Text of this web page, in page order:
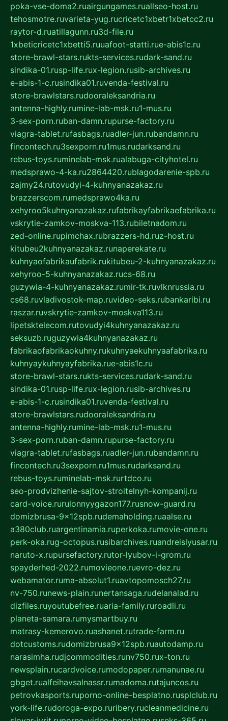
poka-vse-doma2.ruairgungames.ruallseo-host.ru
tehosmotre.ruvarieta-yug.rucricetc1xbetr1xbetcc2.ru
raytor-d.ruatillagunn.ru3d-file.ru
1xbeticricetc1xbetti5.ruuafoot-statti.rue-abis1c.ru
store-brawl-stars.rukts-services.rudark-sand.ru
sindika-01.rusp-life.rux-legion.rusib-archives.ru
e-abis-1-c.rusindika01.ruvenda-festival.ru
store-brawlstars.rudooraleksandria.ru
antenna-highly.rumine-lab-msk.ru1-mus.ru
3-sex-porn.ruban-damn.rupurse-factory.ru
viagra-tablet.rufasbags.ruadler-jun.rubandamn.ru
fincontech.ru3sexporn.ru1mus.rudarksand.ru
rebus-toys.ruminelab-msk.rualabuga-cityhotel.ru
medsprawo-4-ka.ru2864420.rublagodarenie-spb.ru
zajmy24.rutovudyi-4-kuhnyanazakaz.ru
brazzerscom.rumedsprawo4ka.ru
xehyroo5kuhnyanazakaz.rufabrikayfabrikaefabrika.ru
vskrytie-zamkov-moskva-113.rubiletnadom.ru
zed-online.rupimchax.rubrazzers-hd.ruz-host.ru
kitubeu2kuhnyanazakaz.runaperekate.ru
kuhnyaofabrikaufabrik.rukitubeu-2-kuhnyanazakaz.ru
xehyroo-5-kuhnyanazakaz.rucs-68.ru
guzywia-4-kuhnyanazakaz.rumir-tk.ruvlknrussia.ru
cs68.ruvladivostok-map.ruvideo-seks.rubankaribi.ru
raszar.ruvskrytie-zamkov-moskva113.ru
lipetsktelecom.rutovudyi4kuhnyanazakaz.ru
seksuzb.ruguzywia4kuhnyanazakaz.ru
fabrikaofabrikaokuhny.rukuhnyaekuhnyaafabrika.ru
kuhnyaykuhnyayfabrika.rue-abis1c.ru
store-brawl-stars.rukts-services.rudark-sand.ru
sindika-01.rusp-life.rux-legion.rusib-archives.ru
e-abis-1-c.rusindika01.ruvenda-festival.ru
store-brawlstars.rudooraleksandria.ru
antenna-highly.rumine-lab-msk.ru1-mus.ru
3-sex-porn.ruban-damn.rupurse-factory.ru
viagra-tablet.rufasbags.ruadler-jun.rubandamn.ru
fincontech.ru3sexporn.ru1mus.rudarksand.ru
rebus-toys.ruminelab-msk.rurtdco.ru
seo-prodvizhenie-sajtov-stroitelnyh-kompanij.ru
card-voice.rurulonnyygazon177.rusnow-guard.ru
domizbrusa-9x12spb.rudemaholding.ruaalse.ru
a380club.ruargentinamia.ruperkoka.rumovie-one.ru
perk-oka.rug-octopus.rusibarchives.ruandreislyusar.ru
naruto-x.rupursefactory.rutor-lyubov-i-grom.ru
spayderhed-2022.rumovieone.ruevro-dez.ru
webamator.ruma-absolut1.ruavtopomosch27.ru
nv-750.runews-plain.runertansaga.rudelanalad.ru
dizfiles.ruyoutubefree.ruaria-family.ruroadli.ru
planeta-samara.rumysmartbuy.ru
matrasy-kemerovo.ruashanet.rutrade-farm.ru
dotcustoms.rudomizbrusa9x12spb.ruautodamp.ru
narasimha.rudjcommodities.runv750.rux-ton.ru
newsplain.rucardvoice.rumodopaper.rumanunae.ru
gbget.rualfeihavsalnassr.rumadoma.rutajuncos.ru
petrovkasports.ruporno-online-besplatno.rusplclub.ru
york-life.rudoroga-expo.ruribery.rucleanmedicine.ru